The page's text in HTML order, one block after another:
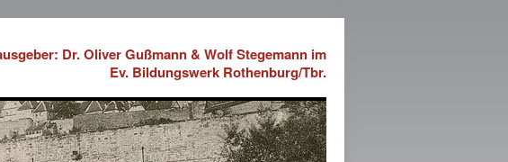
Dr. Oliver Gußmann & Wolf Stegemann im
Ev. Bildungswerk Rothenburg/Tbr.